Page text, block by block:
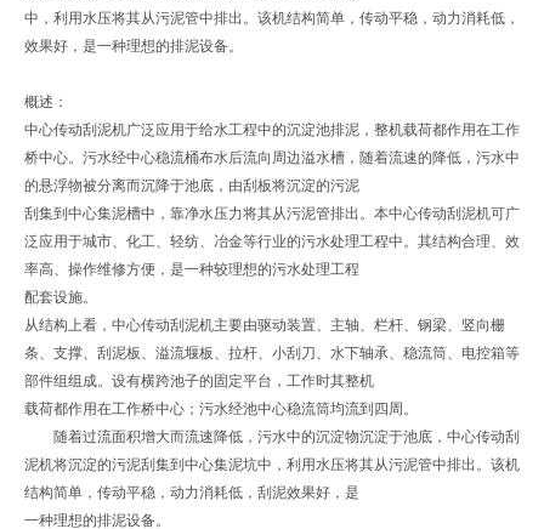
中，利用水压将其从污泥管中排出。该机结构简单，传动平稳，动力消耗低，
效果好，是一种理想的排泥设备。
概述：
中心传动刮泥机广泛应用于给水工程中的沉淀池排泥，整机载荷都作用在工作
桥中心。污水经中心稳流桶布水后流向周边溢水槽，随着流速的降低，污水中
的悬浮物被分离而沉降于池底，由刮板将沉淀的污泥
刮集到中心集泥槽中，靠净水压力将其从污泥管排出。本中心传动刮泥机可广
泛应用于城市、化工、轻纺、冶金等行业的污水处理工程中。其结构合理、效
率高、操作维修方便，是一种较理想的污水处理工程
配套设施。
从结构上看，中心传动刮泥机主要由驱动装置、主轴、栏杆、钢梁、竖向栅
条、支撑、刮泥板、溢流堰板、拉杆、小刮刀、水下轴承、稳流筒、电控箱等
部件组组成。设有横跨池子的固定平台，工作时其整机
载荷都作用在工作桥中心；污水经池中心稳流筒均流到四周。
随着过流面积增大而流速降低，污水中的沉淀物沉淀于池底，中心传动刮
泥机将沉淀的污泥刮集到中心集泥坑中，利用水压将其从污泥管中排出。该机
结构简单，传动平稳，动力消耗低，刮泥效果好，是
一种理想的排泥设备。